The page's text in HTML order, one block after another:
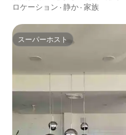
ロケーション · 静か · 家族
スーパーホスト
スーパーホスト